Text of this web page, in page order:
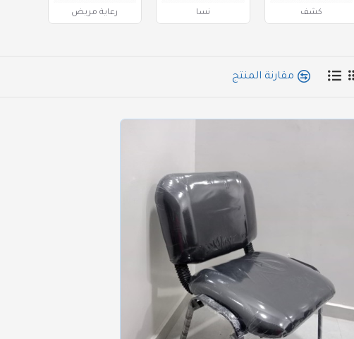
كشف نسا رعاية مريض
مقارنة المنتج